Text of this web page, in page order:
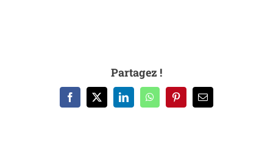
Partagez !
Facebook
X LinkedInWhatsAppPinterestEmail